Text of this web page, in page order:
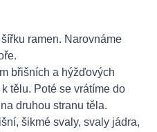
ramen. Narovnáme
břišních a hýžďových
tělu. Poté se vrátíme do
druhou stranu těla.
šikmé svaly, svaly jádra,